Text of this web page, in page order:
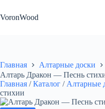
к
сути
VoronWood
Главная Алтарные доски
Алтарь Дракон — Песнь
Главная / Каталог / Алтарные
стихии